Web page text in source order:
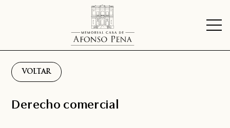
VOLTAR
Derecho comercial